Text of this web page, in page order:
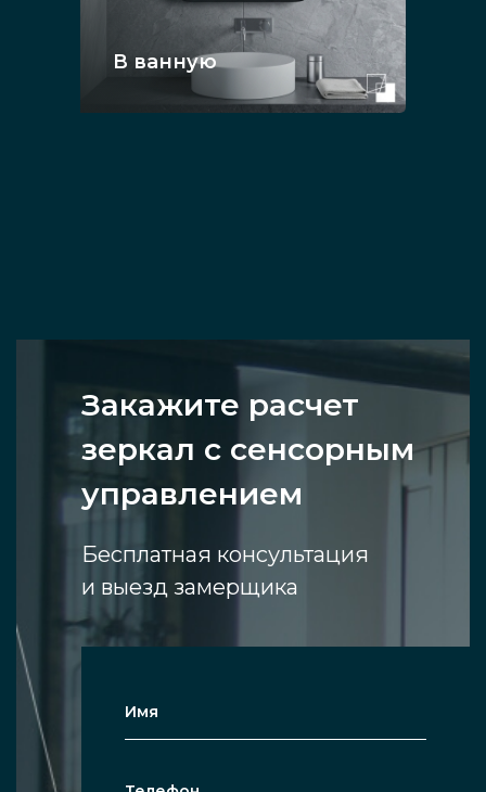
В ванную
Закажите расчет
зеркал с сенсорным
управлением
Бесплатная консультация
и выезд замерщика